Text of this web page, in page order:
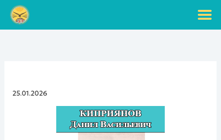
Перейти
25.01.2026